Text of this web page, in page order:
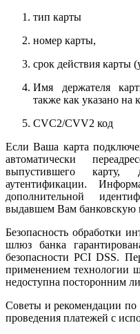
тип карты
номер карты,
срок действия карты
Имя держателя
также как указано на
CVC2/CVV2 код
Если Ваша карта
автоматически
выпустившего карту,
аутентификации.
дополнительной
выдавшем Вам банковскую
Безопасность обработки
шлюз банка
безопасности PCI DSS.
применением технологии
недоступна посторонним
Советы и рекомендации по
проведения платежей с